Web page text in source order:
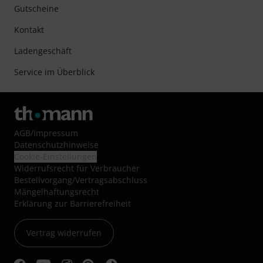
Gutscheine
Kontakt
Ladengeschäft
Service im Überblick
AGB/Impressum
Datenschutzhinweise
Widerrufsrecht für Verbraucher
Bestellvorgang/Vertragsabschluss
Mängelhaftungsrecht
Erklärung zur Barrierefreiheit
Vertrag widerrufen